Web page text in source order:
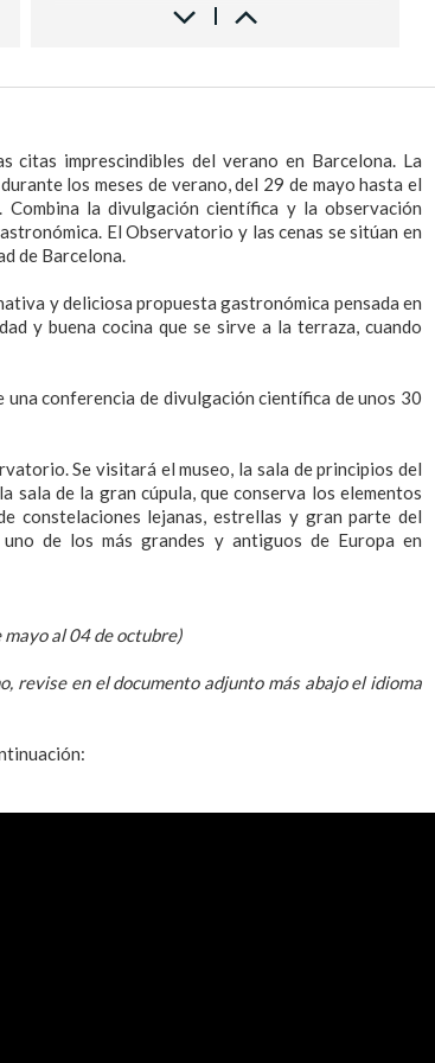
citas imprescindibles del verano en Barcelona. La
los meses de verano, del 29 de mayo hasta el
la divulgación científica y la observación
El Observatorio y las cenas se sitúan en
de Barcelona.
y deliciosa propuesta gastronómica pensada en
y buena cocina que se sirve a la terraza, cuando
conferencia de divulgación científica de unos 30
Se visitará el museo, la sala de principios del
sala de la gran cúpula, que conserva los elementos
constelaciones lejanas, estrellas y gran parte del
de los más grandes y antiguos de Europa en
al 04 de octubre)
revise en el documento adjunto más abajo el idioma